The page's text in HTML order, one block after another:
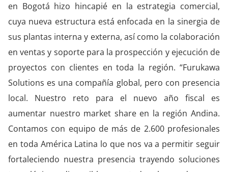
en Bogotá hizo hincapié en la estrategia comercial,
cuya nueva estructura está enfocada en la sinergia de
sus plantas interna y externa, así como la colaboración
en ventas y soporte para la prospección y ejecución de
proyectos con clientes en toda la región. “Furukawa
Solutions es una compañía global, pero con presencia
local. Nuestro reto para el nuevo año fiscal es
aumentar nuestro market share en la región Andina.
Contamos con equipo de más de 2.600 profesionales
en toda América Latina lo que nos va a permitir seguir
fortaleciendo nuestra presencia trayendo soluciones